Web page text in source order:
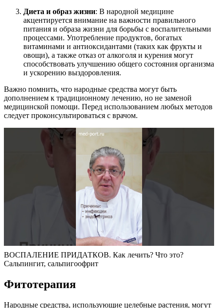
Диета и образ жизни: В народной медицине
акцентируется внимание на важности правильного
питания и образа жизни для борьбы с воспалительными
процессами. Употребление продуктов, богатых
витаминами и антиоксидантами (таких как фрукты и
овощи), а также отказ от алкоголя и курения могут
способствовать улучшению общего состояния организма
и ускорению выздоровления.
Важно помнить, что народные средства могут быть
дополнением к традиционному лечению, но не заменой
медицинской помощи. Перед использованием любых методов
следует проконсультироваться с врачом.
ВОСПАЛЕНИЕ ПРИДАТКОВ. Как лечить? Что это?
Сальпингит, сальпигоофрит
Фитотерапия
Народные средства, использующие целебные растения, могут